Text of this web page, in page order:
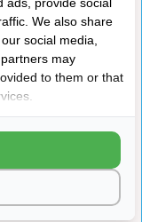
Driptray
N4141/N4142
We also share
social media,
may
to them or that